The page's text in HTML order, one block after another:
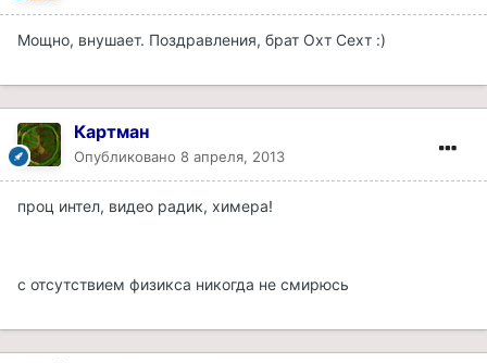
Мощно, внушает. Поздравления, брат Охт Сехт :)
Картман
Опубликовано 8 апреля, 2013
проц интел, видео радик, химера!
с отсутствием физикса никогда не смирюсь